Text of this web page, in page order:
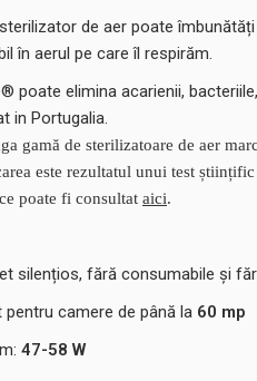
de aer poate
în aerul pe care îl respirăm.
poate elimina acarienii,
in Portugalia.
gamă de sterilizatoare de aer
este rezultatul unui test
poate fi consultat aici.
silențios, fără consumabile și
pentru camere de până la 60 mp
47-58 W